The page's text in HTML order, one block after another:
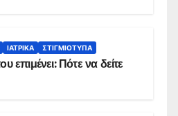
ΙΑΤΡΙΚΆ ΣΤΙΓΜΙΌΤΥΠΑ
επιμένει: Πότε να δείτε